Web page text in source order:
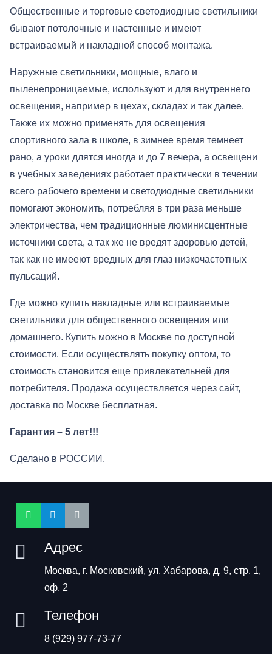
Общественные и торговые светодиодные светильники
бывают потолочные и настенные и имеют
встраиваемый и накладной способ монтажа.
Наружные светильники, мощные, влаго и
пыленепроницаемые, используют и для внутреннего
освещения, например в цехах, складах и так далее.
Также их можно применять для освещения
спортивного зала в школе, в зимнее время темнеет
рано, а уроки длятся иногда и до 7 вечера, а освещени
в учебных заведениях работает практически в течении
всего рабочего времени и светодиодные светильники
помогают экономить, потребляя в три раза меньше
электричества, чем традиционные люминисцентные
источники света, а так же не вредят здоровью детей,
так как не имееют вредных для глаз низкочастотных
пульсаций.
Где можно купить накладные или встраиваемые
светильники для общественного освещения или
домашнего. Купить можно в Москве по доступной
стоимости. Если осуществлять покупку оптом, то
стоимость становится еще привлекательней для
потребителя. Продажа осуществляется через сайт,
доставка по Москве бесплатная.
Гарантия – 5 лет!!!
Сделано в РОССИИ.
Адрес
Москва, г. Московский, ул. Хабарова, д. 9, стр. 1,
оф. 2
Телефон
8 (929) 977-73-77